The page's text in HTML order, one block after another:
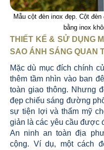
Mẫu cột đèn inox đẹp. Cột
bằng inox
THIẾT KẾ & SỬ DỤNG
SAO ÁNH SÁNG QUAN
Mặc dù mục đích chính
thêm tầm nhìn vào ban
toàn giao thông. Nhưng
đẹp chiếu sáng đường
sự tiện lợi và thẩm mỹ
giản là các yêu cầu được
An ninh an toàn địa
cộng. Ví dụ, một cách